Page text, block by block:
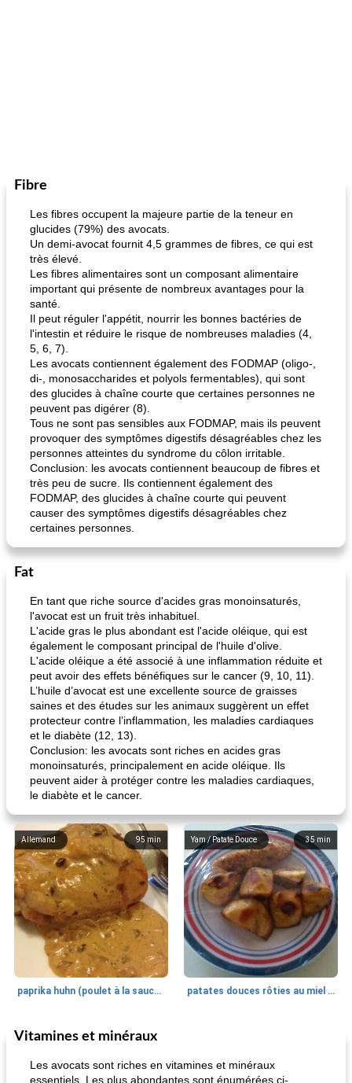
Fibre
Les fibres occupent la majeure partie de la teneur en
glucides (79%) des avocats.
Un demi-avocat fournit 4,5 grammes de fibres, ce qui est
très élevé.
Les fibres alimentaires sont un composant alimentaire
important qui présente de nombreux avantages pour la
santé.
Il peut réguler l'appétit, nourrir les bonnes bactéries de
l'intestin et réduire le risque de nombreuses maladies (4,
5, 6, 7).
Les avocats contiennent également des FODMAP (oligo-,
di-, monosaccharides et polyols fermentables), qui sont
des glucides à chaîne courte que certaines personnes ne
peuvent pas digérer (8).
Tous ne sont pas sensibles aux FODMAP, mais ils peuvent
provoquer des symptômes digestifs désagréables chez les
personnes atteintes du syndrome du côlon irritable.
Conclusion: les avocats contiennent beaucoup de fibres et
très peu de sucre. Ils contiennent également des
FODMAP, des glucides à chaîne courte qui peuvent
causer des symptômes digestifs désagréables chez
certaines personnes.
Fat
En tant que riche source d'acides gras monoinsaturés,
l'avocat est un fruit très inhabituel.
L'acide gras le plus abondant est l'acide oléique, qui est
également le composant principal de l'huile d'olive.
L'acide oléique a été associé à une inflammation réduite et
peut avoir des effets bénéfiques sur le cancer (9, 10, 11).
L’huile d’avocat est une excellente source de graisses
saines et des études sur les animaux suggèrent un effet
protecteur contre l’inflammation, les maladies cardiaques
et le diabète (12, 13).
Conclusion: les avocats sont riches en acides gras
monoinsaturés, principalement en acide oléique. Ils
peuvent aider à protéger contre les maladies cardiaques,
le diabète et le cancer.
95 min
Allemand
paprika huhn (poulet à la sauce paprika).
35 min
Yam / Patate Douce
patates douces rôties au miel / kumara
25min
Petit déjeuner et brunch
Vitamines et minéraux
Les avocats sont riches en vitamines et minéraux
essentiels. Les plus abondantes sont énumérées ci-